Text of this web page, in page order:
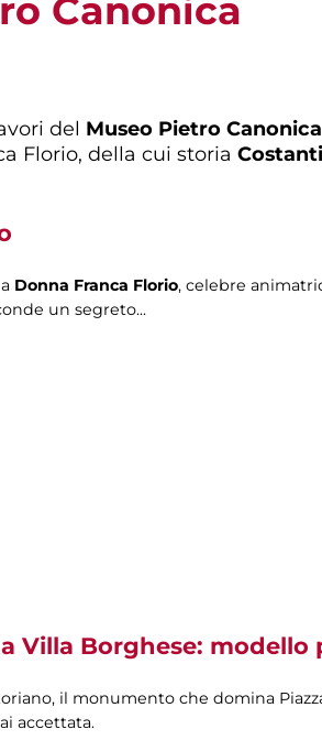
Canonica
del Museo Pietro Canonica
Florio, della cui storia
Donna Franca Florio, celebre
un segreto...
Villa Borghese: modello
il monumento che domina
accettata.